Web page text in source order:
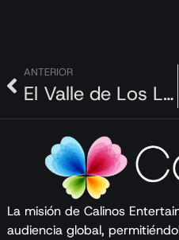
ANTERIOR
El Valle de Los Lobos
La misión de Calinos
audiencia global,